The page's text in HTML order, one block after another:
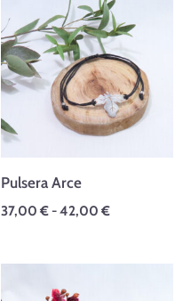
Pulsera Arce
37,00 €-42,00 €
de
precios:
desde
37,00 €
hasta
42,00 €